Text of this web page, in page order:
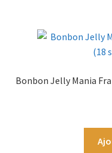
Bonbon Jelly Mania